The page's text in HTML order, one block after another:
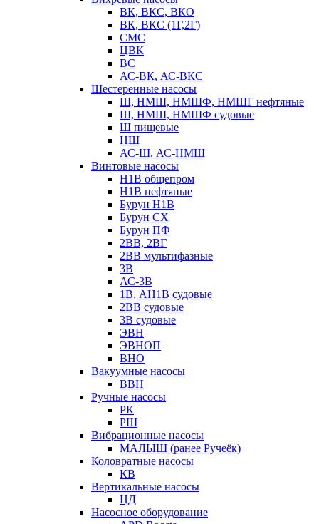
ВК, ВКС, ВКО
ВК, ВКС (1Г,2Г)
СМС
ЦВК
ВС
АС-ВК, АС-ВКС
Шестеренные насосы
Ш, НМШ, НМШФ, НМШГ нефтяные
Ш, НМШ, НМШФ судовые
Ш пищевые
НШ
АС-Ш, АС-НМШ
Винтовые насосы
Н1В общепром
Н1В нефтяные
Бурун Н1В
Бурун СХ
Бурун ПФ
2ВВ, 2ВГ
2ВВ мультифазные
3В
АС-3В
1В, АН1В судовые
2ВВ судовые
3В судовые
ЭВН
ЭВНОП
ВНО
Вакуумные насосы
ВВН
Ручные насосы
РК
РШ
Вибрационные насосы
МАЛЫШ (ранее Ручеёк)
Коловратные насосы
КВ
Вертикальные насосы
ЦД
Насосное оборудование